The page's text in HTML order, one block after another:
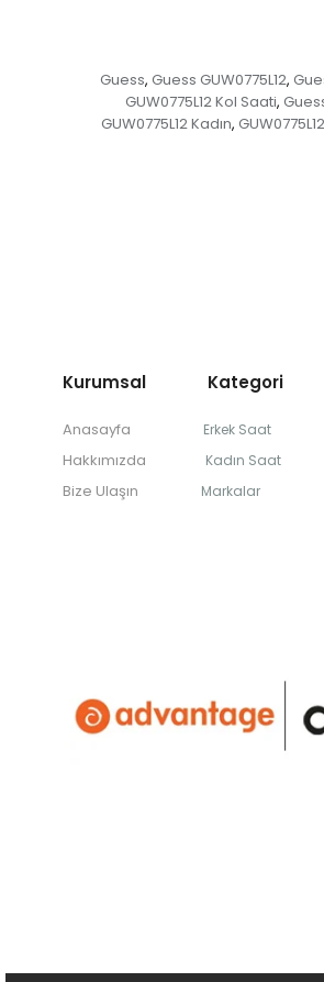
Guess, Guess GUW0775L12,
GUW0775L12 Kol Saati,
GUW0775L12 Kadın,
Kurumsal Kategori
Anasayfa Erkek Saat
Hakkımızda Kadın Saat
Bize Ulaşın Markalar